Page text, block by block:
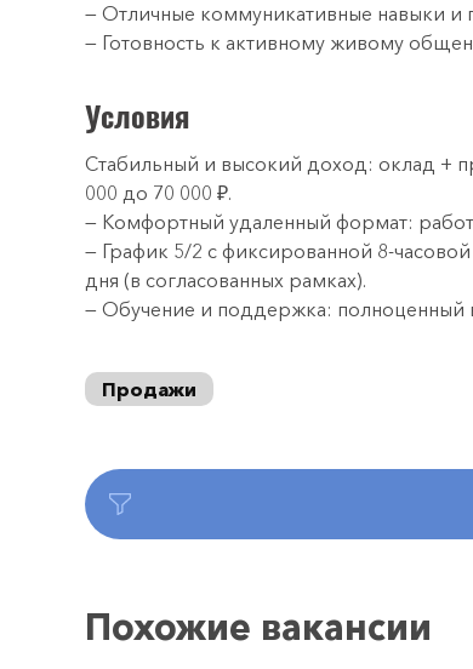
— Отличные коммуникативные навыки и
— Готовность к активному живому
Условия
Стабильный и высокий доход: оклад +
000 до 70 000 ₽.
— Комфортный удаленный формат:
— График 5/2 с фиксированной 8-
дня (в согласованных рамках).
— Обучение и поддержка: полноценный
Продажи
Похожие вакансии